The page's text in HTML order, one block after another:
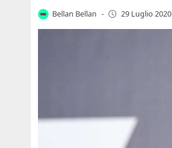
Bellan Bellan - 29 Luglio 2020